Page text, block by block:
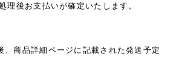
理後お支払いが確定いたします。
、商品詳細ページに記載された発送予定